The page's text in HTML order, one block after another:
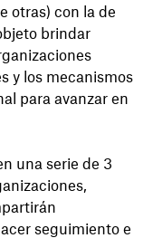
otras) con la de
brindar
y los mecanismos
para avanzar en
una serie de 3
seguimiento e